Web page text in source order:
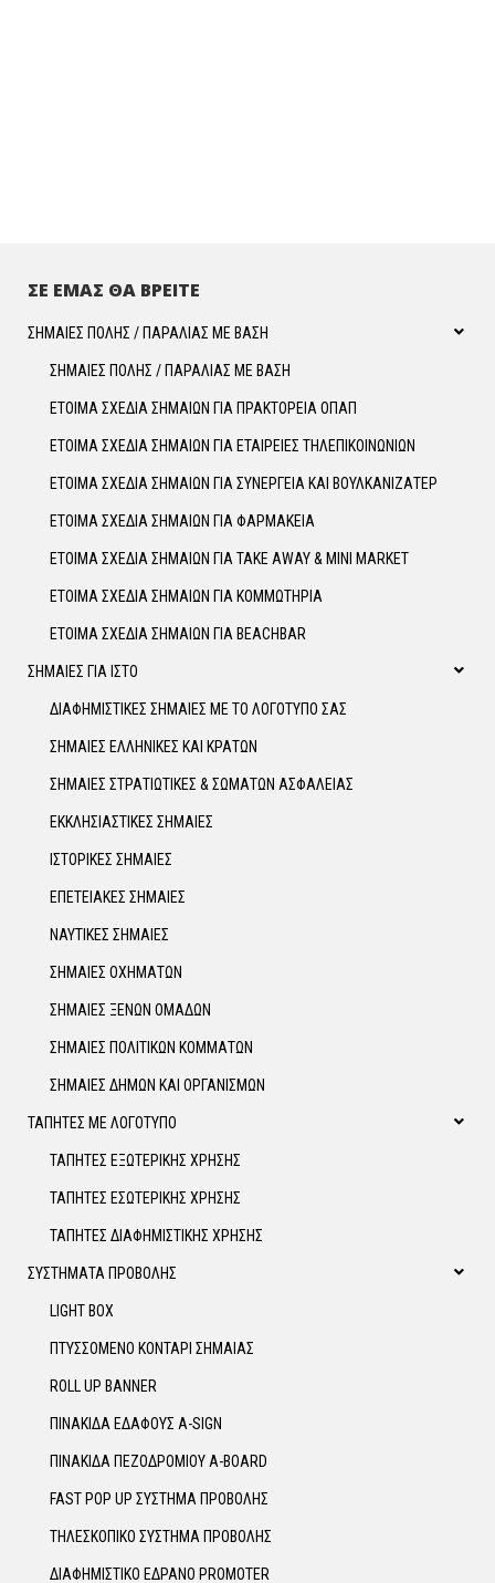
ΣΕ ΕΜΑΣ ΘΑ ΒΡΕΙΤΕ
ΣΗΜΑΙΕΣ ΠΟΛΗΣ / ΠΑΡΑΛΙΑΣ ΜΕ ΒΑΣΗ
ΣΗΜΑΙΕΣ ΠΟΛΗΣ / ΠΑΡΑΛΙΑΣ ΜΕ ΒΑΣΗ
ΕΤΟΙΜΑ ΣΧΕΔΙΑ ΣΗΜΑΙΩΝ ΓΙΑ ΠΡΑΚΤΟΡΕΙΑ ΟΠΑΠ
ΕΤΟΙΜΑ ΣΧΕΔΙΑ ΣΗΜΑΙΩΝ ΓΙΑ ΕΤΑΙΡΕΙΕΣ ΤΗΛΕΠΙΚΟΙΝΩΝΙΩΝ
ΕΤΟΙΜΑ ΣΧΕΔΙΑ ΣΗΜΑΙΩΝ ΓΙΑ ΣΥΝΕΡΓΕΙΑ ΚΑΙ ΒΟΥΛΚΑΝΙΖΑΤΕΡ
ΕΤΟΙΜΑ ΣΧΕΔΙΑ ΣΗΜΑΙΩΝ ΓΙΑ ΦΑΡΜΑΚΕΙΑ
ΕΤΟΙΜΑ ΣΧΕΔΙΑ ΣΗΜΑΙΩΝ ΓΙΑ TAKE AWAY & MINI MARKET
ΕΤΟΙΜΑ ΣΧΕΔΙΑ ΣΗΜΑΙΩΝ ΓΙΑ ΚΟΜΜΩΤΗΡΙΑ
ΕΤΟΙΜΑ ΣΧΕΔΙΑ ΣΗΜΑΙΩΝ ΓΙΑ BEACHBAR
ΣΗΜΑΙΕΣ ΓΙΑ ΙΣΤΟ
ΔΙΑΦΗΜΙΣΤΙΚΕΣ ΣΗΜΑΙΕΣ ΜΕ ΤΟ ΛΟΓΟΤΥΠΟ ΣΑΣ
ΣΗΜΑΙΕΣ ΕΛΛΗΝΙΚΕΣ ΚΑΙ ΚΡΑΤΩΝ
ΣΗΜΑΙΕΣ ΣΤΡΑΤΙΩΤΙΚΕΣ & ΣΩΜΑΤΩΝ ΑΣΦΑΛΕΙΑΣ
ΕΚΚΛΗΣΙΑΣΤΙΚΕΣ ΣΗΜΑΙΕΣ
ΙΣΤΟΡΙΚΕΣ ΣΗΜΑΙΕΣ
ΕΠΕΤΕΙΑΚΕΣ ΣΗΜΑΙΕΣ
ΝΑΥΤΙΚΕΣ ΣΗΜΑΙΕΣ
ΣΗΜΑΙΕΣ ΟΧΗΜΑΤΩΝ
ΣΗΜΑΙΕΣ ΞΕΝΩΝ ΟΜΑΔΩΝ
ΣΗΜΑΙΕΣ ΠΟΛΙΤΙΚΩΝ ΚΟΜΜΑΤΩΝ
ΣΗΜΑΙΕΣ ΔΗΜΩΝ ΚΑΙ ΟΡΓΑΝΙΣΜΩΝ
ΤΑΠΗΤΕΣ ΜΕ ΛΟΓΟΤΥΠΟ
ΤΑΠΗΤΕΣ ΕΞΩΤΕΡΙΚΗΣ ΧΡΗΣΗΣ
ΤΑΠΗΤΕΣ ΕΣΩΤΕΡΙΚΗΣ ΧΡΗΣΗΣ
ΤΑΠΗΤΕΣ ΔΙΑΦΗΜΙΣΤΙΚΗΣ ΧΡΗΣΗΣ
ΣΥΣΤΗΜΑΤΑ ΠΡΟΒΟΛΗΣ
LIGHT BOX
ΠΤΥΣΣΟΜΕΝΟ ΚΟΝΤΑΡΙ ΣΗΜΑΙΑΣ
ROLL UP BANNER
ΠΙΝΑΚΙΔΑ ΕΔΑΦΟΥΣ A-SIGN
ΠΙΝΑΚΙΔΑ ΠΕΖΟΔΡΟΜΙΟΥ A-BOARD
FAST POP UP ΣΥΣΤΗΜΑ ΠΡΟΒΟΛΗΣ
ΤΗΛΕΣΚΟΠΙΚΟ ΣΥΣΤΗΜΑ ΠΡΟΒΟΛΗΣ
ΔΙΑΦΗΜΙΣΤΙΚΟ ΕΔΡΑΝΟ PROMOTER